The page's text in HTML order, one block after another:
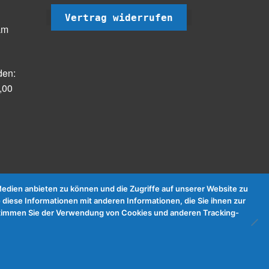
Vertrag widerrufen
anbieten zu können und die Zugriffe auf unserer Website zu
Informationen mit anderen Informationen, die Sie ihnen zur
Sie der Verwendung von Cookies und anderen Tracking-